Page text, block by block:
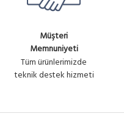
Müşteri
Memnuniyeti
Tüm ürünlerimizde
teknik destek hizmeti